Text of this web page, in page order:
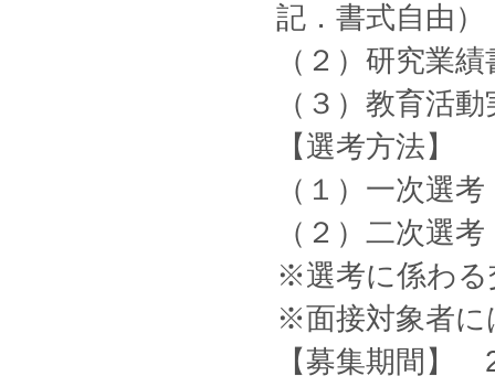
記．書式自由）
（２）研究業
（３）教育活
【選考方法】
（１）一次
（２）二次
※選考に係わる
※面接対象者に
【募集期間】